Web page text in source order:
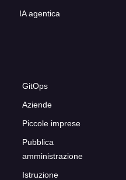
IA agentica
GitOps
Aziende
Piccole imprese
Pubblica
amministrazione
Istruzione